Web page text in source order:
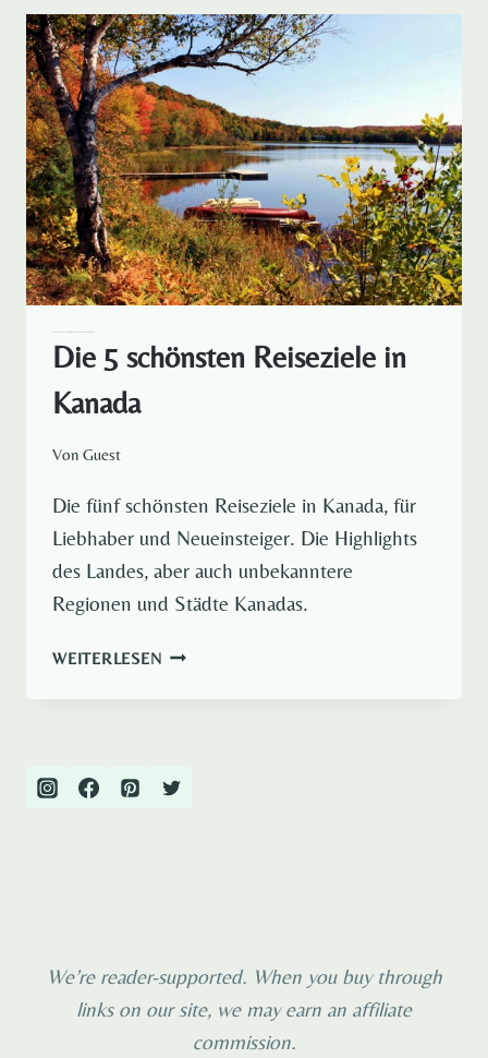
NEBEL
–
BAY
Die 5 schönsten Reiseziele in
Kanada
Von Guest
Die fünf schönsten Reiseziele in Kanada, für
Liebhaber und Neueinsteiger. Die Highlights
des Landes, aber auch unbekanntere
Regionen und Städte Kanadas.
WEITERLESENDIE
SCHÖNSTEN
KANADA
We’re reader-supported. When you buy through
links on our site, we may earn an affiliate
commission.